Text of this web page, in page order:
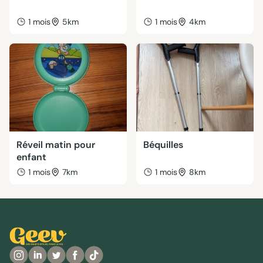
1 mois 5km 1 mois 4km
Réveil matin pour
enfant
1 mois 7km
Béquilles
1 mois 8km